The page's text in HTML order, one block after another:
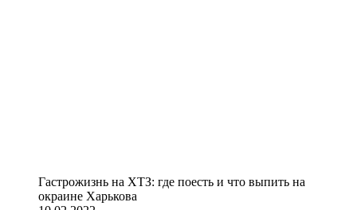
Гастрожизнь на ХТЗ: где поесть и что выпить на
окраине Харькова